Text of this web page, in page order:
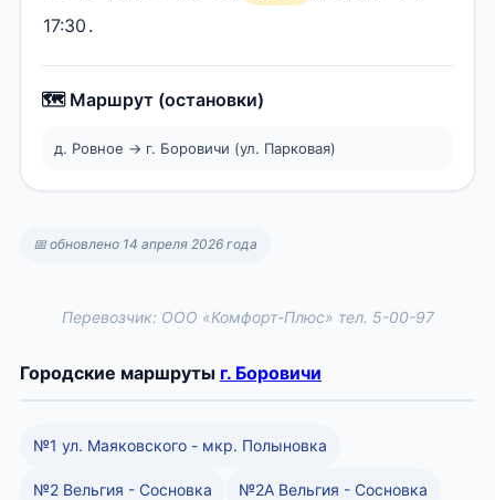
17:30 .
🗺️ Маршрут (остановки)
д. Ровное → г. Боровичи (ул. Парковая)
📅 обновлено 14 апреля 2026 года
Перевозчик: ООО «Комфорт-Плюс» тел. 5-00-97
Городские маршруты г. Боровичи
№1 ул. Маяковского - мкр. Полыновка
№2 Вельгия - Сосновка №2А Вельгия - Сосновка